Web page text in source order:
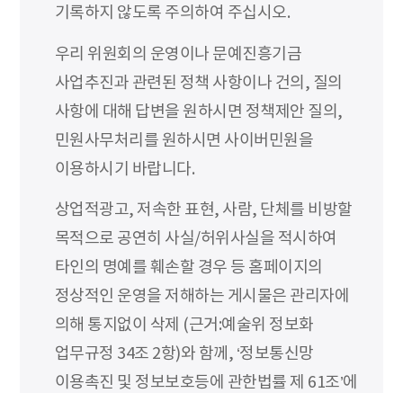
기록하지 않도록 주의하여 주십시오.
우리 위원회의 운영이나 문예진흥기금
사업추진과 관련된 정책 사항이나 건의, 질의
사항에 대해 답변을 원하시면 정책제안 질의,
민원사무처리를 원하시면 사이버민원을
이용하시기 바랍니다.
상업적광고, 저속한 표현, 사람, 단체를 비방할
목적으로 공연히 사실/허위사실을 적시하여
타인의 명예를 훼손할 경우 등 홈페이지의
정상적인 운영을 저해하는 게시물은 관리자에
의해 통지없이 삭제 (근거:예술위 정보화
업무규정 34조 2항)와 함께, ‘정보통신망
이용촉진 및 정보보호등에 관한법률 제 61조’에